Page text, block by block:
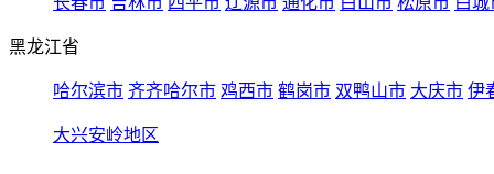
黑龙江省
哈尔滨市 齐齐哈尔市 鸡西市 鹤岗市 双鸭山市 大庆市 伊
大兴安岭地区